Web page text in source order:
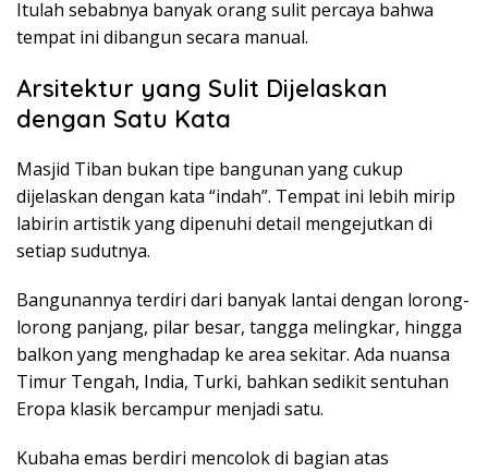
Itulah sebabnya banyak orang sulit percaya bahwa
tempat ini dibangun secara manual.
Arsitektur yang Sulit Dijelaskan
dengan Satu Kata
Masjid Tiban bukan tipe bangunan yang cukup
dijelaskan dengan kata “indah”. Tempat ini lebih mirip
labirin artistik yang dipenuhi detail mengejutkan di
setiap sudutnya.
Bangunannya terdiri dari banyak lantai dengan lorong-
lorong panjang, pilar besar, tangga melingkar, hingga
balkon yang menghadap ke area sekitar. Ada nuansa
Timur Tengah, India, Turki, bahkan sedikit sentuhan
Eropa klasik bercampur menjadi satu.
Kubaha emas berdiri mencolok di bagian atas